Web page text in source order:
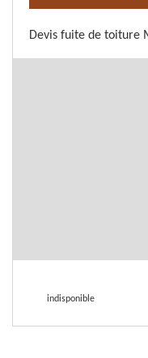
Devis fuite de toiture
indisponible